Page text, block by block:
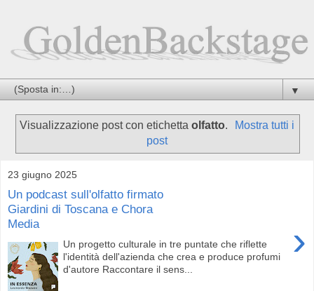
▼
Visualizzazione post con etichetta olfatto.
Mostra tutti i
post
23 giugno 2025
Un podcast sull'olfatto firmato
Giardini di Toscana e Chora
Media
›
Un progetto culturale in tre puntate che riflette
l'identità dell'azienda che crea e produce profumi
d'autore Raccontare il sens...